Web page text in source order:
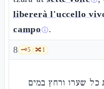
libererà l'uccello
campoⓘ.
8 🗝️5 🔀1
כל שערו ורחץ במים